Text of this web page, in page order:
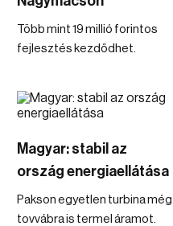
Több mint 19 millió forintos
fejlesztés kezdődhet.
Magyar: stabil az
ország energiaellátása
Pakson egyetlen turbina még
tovvábra is termel áramot.